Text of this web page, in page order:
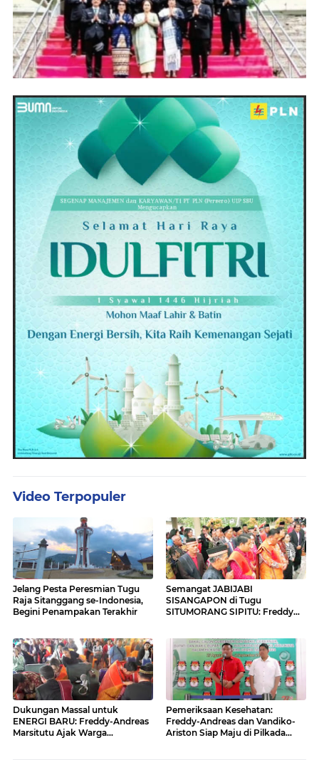
Video Terpopuler
Jelang Pesta Peresmian Tugu
Raja Sitanggang se-Indonesia,
Begini Penampakan Terakhir
Semangat JABIJABI
SISANGAPON di Tugu
SITUMORANG SIPITU: Freddy
Dukungan Massal untuk
ENERGI BARU: Freddy-Andreas
Marsitutu Ajak Warga
Pemeriksaan Kesehatan:
Freddy-Andreas dan Vandiko-
Ariston Siap Maju di Pilkada